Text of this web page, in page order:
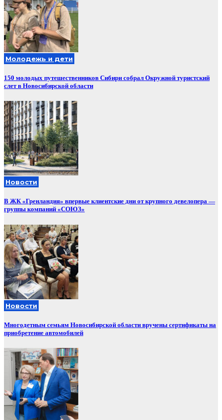
Молодежь и дети
150 молодых путешественников Сибири собрал Окружной туристский
слет в Новосибирской области
Новости
В ЖК «Гренландия» впервые клиентские дни от крупного девелопера —
группы компаний «СОЮЗ»
Новости
Многодетным семьям Новосибирской области вручены сертификаты на
приобретение автомобилей